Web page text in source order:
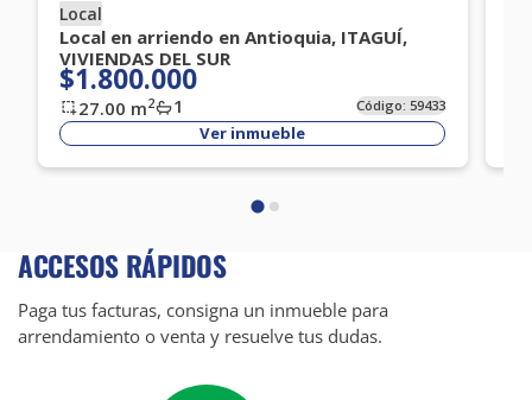
Local
Local en arriendo en Antioquia, ITAGUÍ,
VIVIENDAS DEL SUR
$1.800.000
27.00 m2 1 Código: 59433
Ver inmueble
ACCESOS RÁPIDOS
Paga tus facturas, consigna un inmueble para
arrendamiento o venta y resuelve tus dudas.